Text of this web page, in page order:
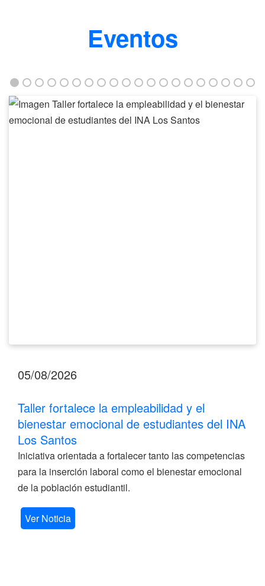
Eventos
Taller
fortalece
05/08/2026
Taller fortalece la empleabilidad y el
bienestar emocional de estudiantes del INA
Los Santos
Iniciativa orientada a fortalecer tanto las competencias
para la inserción laboral como el bienestar emocional
de la población estudiantil.
Ver Noticia